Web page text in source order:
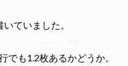
ていました。
も1.2枚あるかどうか。